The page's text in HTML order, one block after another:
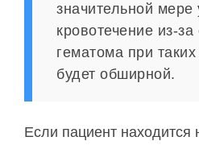
значительной мере
кровотечение из-
гематома при
будет обширной.
Если пациент находится